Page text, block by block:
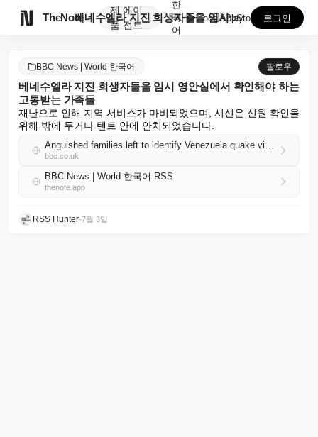
TheNote
제
품
에이
전트
베네수엘라 지진 희생자들을 임시 영안실에서 확인해야 하...
한
국
어
GooglePlay
AppStore 로그인
BBC News | World 한국어 팔로우
베네수엘라 지진 희생자들을 임시 영안실에서 확인해야 하는
고통받는 가족들
재난으로 인해 지역 서비스가 마비되었으며, 시신은 신원 확인을
위해 밖에 두거나 텐트 안에 안치되었습니다.
Anguished families left to identify Venezuela quake victims at makeshift morgue
bbc.co.uk
BBC News | World 한국어 RSS
thenote.app
RSS Hunter•7월 3일